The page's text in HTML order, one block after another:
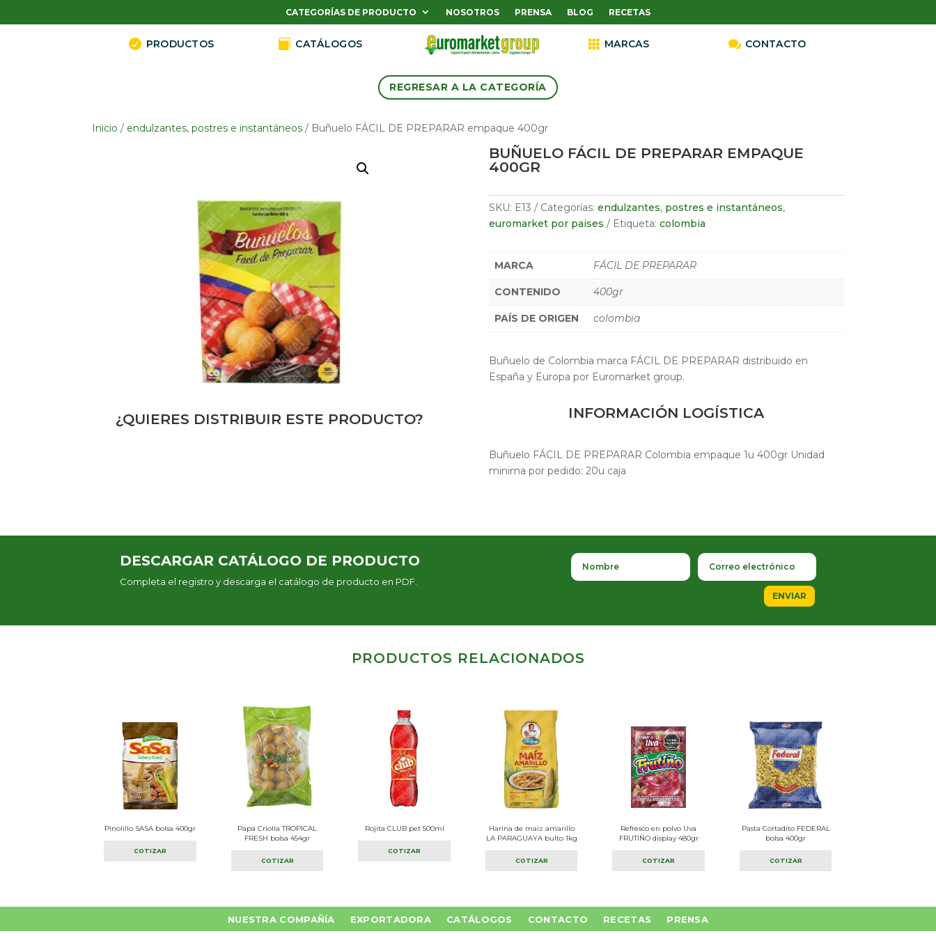
CATEGORÍAS DE PRODUCTO NOSOTROS PRENSA BLOG RECETAS
 PRODUCTOS  CATÁLOGOS  MARCAS  CONTACTO
REGRESAR A LA CATEGORÍA
Inicio / endulzantes, postres e instantáneos / Buñuelo FÁCIL DE PREPARAR empaque 400gr
¿QUIERES DISTRIBUIR ESTE PRODUCTO?
BUÑUELO FÁCIL DE PREPARAR EMPAQUE
400GR
SKU: E13 Categorías: endulzantes, postres e instantáneos,
euromarket por paises
Etiqueta: colombia
MARCA FÁCIL DE PREPARAR
CONTENIDO 400gr
PAÍS DE ORIGEN colombia
Buñuelo de Colombia marca FÁCIL DE PREPARAR distribuido en
España y Europa por Euromarket group.
INFORMACIÓN LOGÍSTICA
Buñuelo FÁCIL DE PREPARAR Colombia empaque 1u 400gr Unidad
minima por pedido: 20u caja
DESCARGAR CATÁLOGO DE PRODUCTO
Completa el registro y descarga el catálogo de producto en PDF.
ENVIAR
PRODUCTOS RELACIONADOS
Pinolillo SASA bolsa 400gr
COTIZAR
Papa Criolla TROPICAL
FRESH bolsa 454gr
COTIZAR
Rojita CLUB pet 500ml
COTIZAR
Harina de maíz amarillo
LA PARAGUAYA bulto 1kg
COTIZAR
Refresco en polvo Uva
FRUTIÑO display 480gr
COTIZAR
Pasta Cortadito FEDERAL
bolsa 400gr
COTIZAR
NUESTRA COMPAÑÍA EXPORTADORA CATÁLOGOS CONTACTO RECETAS PRENSA